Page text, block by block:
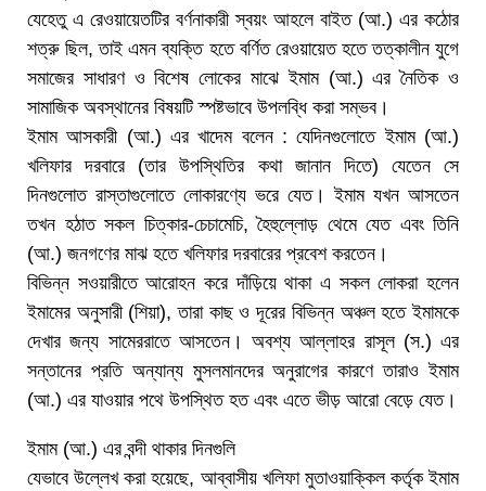
যেহেতু এ রেওয়ায়েতটির বর্ণনাকারী স্বয়ং আহলে বাইত (আ.) এর কঠোর
শত্রু ছিল, তাই এমন ব্যক্তি হতে বর্ণিত রেওয়ায়েত হতে তত্কালীন যুগে
সমাজের সাধারণ ও বিশেষ লোকের মাঝে ইমাম (আ.) এর নৈতিক ও
সামাজিক অবস্থানের বিষয়টি স্পষ্টভাবে উপলব্ধি করা সম্ভব।
ইমাম আসকারী (আ.) এর খাদেম বলেন : যেদিনগুলোতে ইমাম (আ.)
খলিফার দরবারে (তার উপস্থিতির কথা জানান দিতে) যেতেন সে
দিনগুলোত রাস্তাগুলোতে লোকারণ্যে ভরে যেত। ইমাম যখন আসতেন
তখন হঠাত সকল চিত্কার-চেচামেচি, হৈহুল্লোড় থেমে যেত এবং তিনি
(আ.) জনগণের মাঝ হতে খলিফার দরবারের প্রবেশ করতেন।
বিভিন্ন সওয়ারীতে আরোহন করে দাঁড়িয়ে থাকা এ সকল লোকরা হলেন
ইমামের অনুসারী (শিয়া), তারা কাছ ও দূরের বিভিন্ন অঞ্চল হতে ইমামকে
দেখার জন্য সামেররাতে আসতেন। অবশ্য আল্লাহর রাসূল (স.) এর
সন্তানের প্রতি অন্যান্য মুসলমানদের অনুরাগের কারণে তারাও ইমাম
(আ.) এর যাওয়ার পথে উপস্থিত হত এবং এতে ভীড় আরো বেড়ে যেত।
ইমাম (আ.) এর বন্দী থাকার দিনগুলি
যেভাবে উল্লেখ করা হয়েছে, আব্বাসীয় খলিফা মুতাওয়াক্কিল কর্তৃক ইমাম